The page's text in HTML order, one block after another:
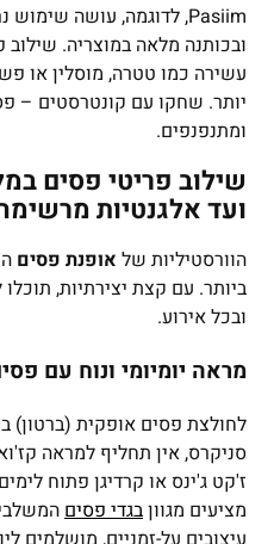
Pasiim, לדוגמה, עושה שימוש נרחב ב
ובכותנה מלאה במוצריה.
עשירה כמו טטרה, מוסלין או
יותר. שחקו עם קונטרסטים –
ומתנפנפים.
שילוב פריטי פסים
ועד אלגנטיות
הוורסטיליות של אופנת פסים
ביותר. עם קצת יצירתיות,
ובכל אירוע.
מראה יומיומי ונוח עם
לחולצת פסים אופקית (ברטון)
סניקרס, אין תחליף למראה
מציעים מגווןבגדי פסים